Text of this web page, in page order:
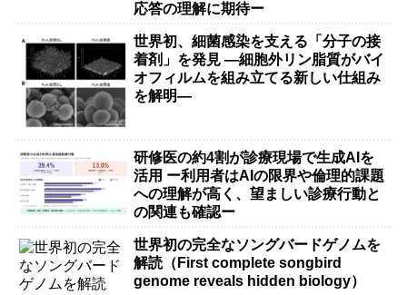
応答の理解に期待ー
世界初、細菌感染を支える「分子の接
着剤」を発見 ―細胞外リン脂質がバイ
オフィルムを組み立てる新しい仕組み
を解明―
研修医の約4割が診療現場で生成AIを
活用 ー利用者はAIの限界や倫理的課題
への理解が高く、望ましい診療行動と
の関連も確認ー
世界初の完全なソングバードゲノムを
解読（First complete songbird
genome reveals hidden biology）